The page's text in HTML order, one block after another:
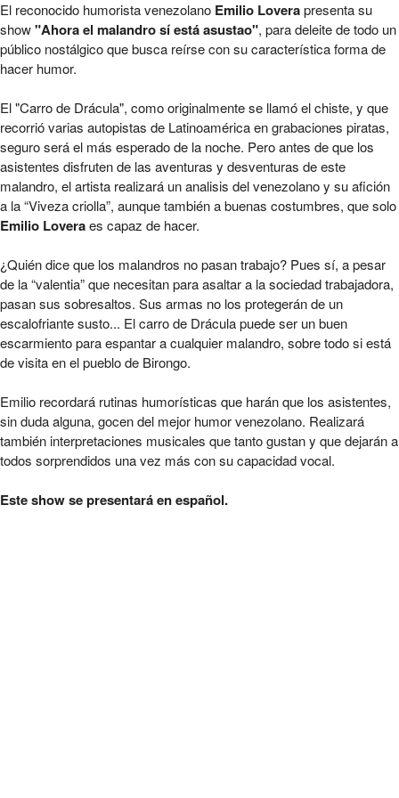
Ahora el malandro si esta asustado -
El reconocido humorista venezolano Emilio Loverapresenta su
show"Ahora el malandro sí está asustao", para deleite de todo un
público nostálgico que busca reírse con su característica forma de
hacer humor.
El "Carro de Drácula", como originalmente se llamó el chiste, y que
recorrió varias autopistas de Latinoamérica en grabaciones piratas,
seguro será el más esperado de la noche. Pero antes de que los
asistentes disfruten de las aventuras y desventuras de este
malandro, el artista realizará un analisis del venezolano y su afición
a la “Viveza criolla”, aunque también a buenas costumbres, que solo
Emilio Loveraes capaz de hacer.
¿Quién dice que los malandros no pasan trabajo? Pues sí, a pesar
de la “valentia” que necesitan para asaltar a la sociedad trabajadora,
pasan sus sobresaltos. Sus armas no los protegerán de un
escalofriante susto... El carro de Drácula puede ser un buen
escarmiento para espantar a cualquier malandro, sobre todo si está
de visita en el pueblo de Birongo.
Emilio recordará rutinas humorísticas que harán que los asistentes,
sin duda alguna, gocen del mejor humor venezolano. Realizará
también interpretaciones musicales que tanto gustan y que dejarán a
todos sorprendidos una vez más con su capacidad vocal.
Este show se presentará en español.